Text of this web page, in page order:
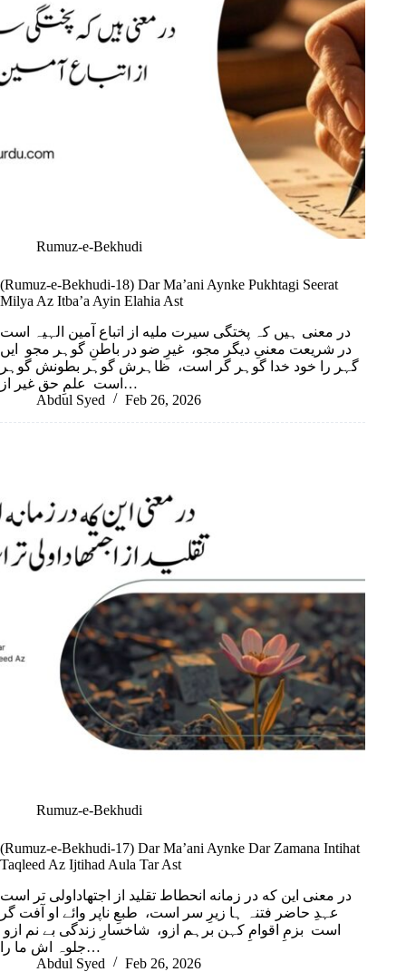
Rumuz-e-Bekhudi
(Rumuz-e-Bekhudi-18) Dar Ma’ani Aynke Pukhtagi Seerat
Milya Az Itba’a Ayin Elahia Ast
در معنی ہیں کہ پختگی سیرت ملیه از اتباع آمین الہیہ است
در شریعت معنیِ دیگر مجو، غیرِ ضو در باطنِ گوہر مجو ایں
گہر را خود خدا گوہر گر است، ظاہرش گوہر بطونش گوہر
است علمِ حق غیر از…
Abdul Syed
Feb 26, 2026
Rumuz-e-Bekhudi
(Rumuz-e-Bekhudi-17) Dar Ma’ani Aynke Dar Zamana Intihat
Taqleed Az Ijtihad Aula Tar Ast
در معنی این که در زمانه انحطاط تقلید از اجتهاداولی تر است
عہدِ حاضر فتنہ ہا زیرِ سر است، طبعِ ناپر وائے او آفت گر
است بزمِ اقوامِ کہن برہم ازو، شاخسارِ زندگی بے نم ازو
جلوہ اش ما را…
Abdul Syed
Feb 26, 2026